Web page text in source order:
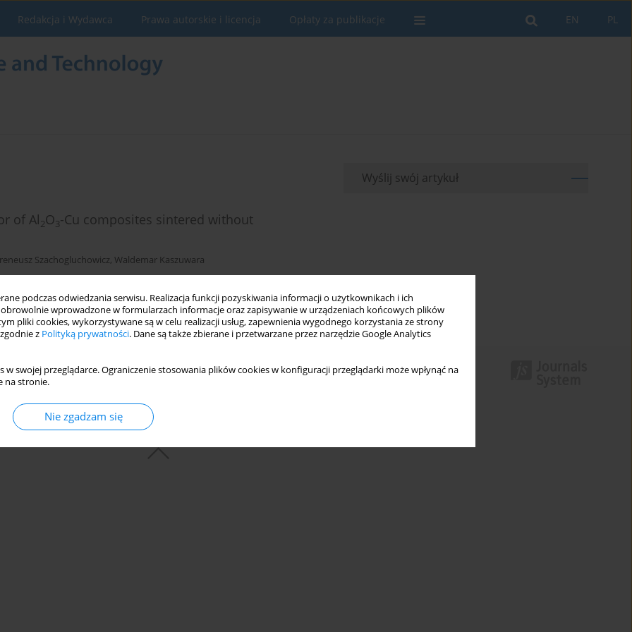
podczas odwiedzania serwisu. Realizacja funkcji pozyskiwania informacji o użytkownikach i ich
wprowadzone w formularzach informacje oraz zapisywanie w urządzeniach końcowych plików
pliki cookies, wykorzystywane są w celu realizacji usług, zapewnienia wygodnego korzystania ze strony
z Polityką prywatności. Dane są także zbierane i przetwarzane przez narzędzie Google Analytics
w swojej przeglądarce. Ograniczenie stosowania plików cookies w konfiguracji przeglądarki może wpłynąć na
na stronie.
Nie zgadzam się
PL
EN
Redakcja i Wydawca Prawa autorskie i licencja Opłaty za publikacje
of Al2O3-Cu composites sintered without
Szachogluchowicz, Waldemar Kaszuwara
Statystyki
Wyślij swój artykuł
© 2006-2026 Journal hosting platform by